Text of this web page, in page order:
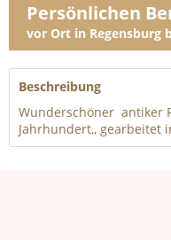
Persönlichen
vor Ort in Regensburg
Beschreibung
Wunderschöner antiker
Jahrhundert,, gearbeitet